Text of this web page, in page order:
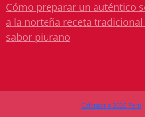
Cómo preparar un auténtico
a la norteña receta
sabor piurano
Calendario 2026 Perú